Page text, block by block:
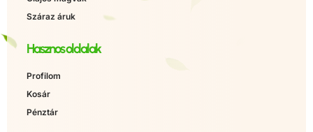
Száraz áruk
Hasznos oldalak
Profilom
Kosár
Pénztár